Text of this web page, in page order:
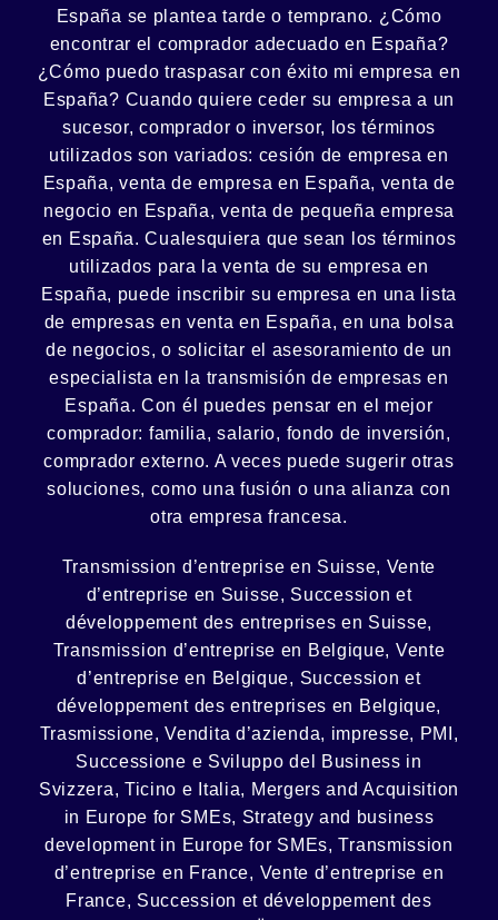
España se plantea tarde o temprano. ¿Cómo
encontrar el comprador adecuado en España?
¿Cómo puedotraspasar con éxito mi empresa en
España? Cuando quiere ceder su empresa a un
sucesor, comprador o inversor, los términos
utilizados son variados: cesión de empresa en
España, venta de empresa en España, venta de
negocio en España, venta de pequeña empresa
en España. Cualesquiera que sean los términos
utilizados para la venta de su empresa en
España, puede inscribir su empresa en una lista
de empresas en venta en España, en una bolsa
de negocios, o solicitar el asesoramiento de un
especialista en la transmisión de empresas en
España. Con él puedes pensar en el mejor
comprador: familia,salario, fondo de inversión,
comprador externo. A veces puede sugerir otras
soluciones, como una fusión o unaalianza con
otra empresa francesa.
Transmission d’entreprise en Suisse, Vente
d’entreprise en Suisse, Succession et
développement des entreprises en Suisse,
Transmission d’entreprise en Belgique, Vente
d’entreprise en Belgique, Succession et
développement des entreprises en Belgique,
Trasmissione, Vendita d’azienda, impresse, PMI,
Successione e Sviluppo del Business in
Svizzera, Ticino e Italia, Mergers and Acquisition
in Europe for SMEs, Strategy and business
development in Europe for SMEs,Transmission
d’entreprise en France, Vente d’entreprise en
France, Succession et développement des